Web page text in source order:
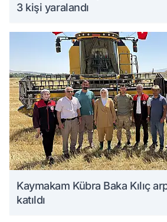
3 kişi yaralandı
Kaymakam Kübra Baka Kılıç
katıldı